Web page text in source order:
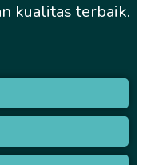
kualitas terbaik.